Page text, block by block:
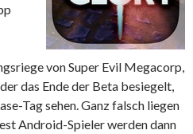
von Super Evil Megacorp,
das Ende der Beta besiegelt,
Tag sehen. Ganz falsch liegen
Android-Spieler werden dann